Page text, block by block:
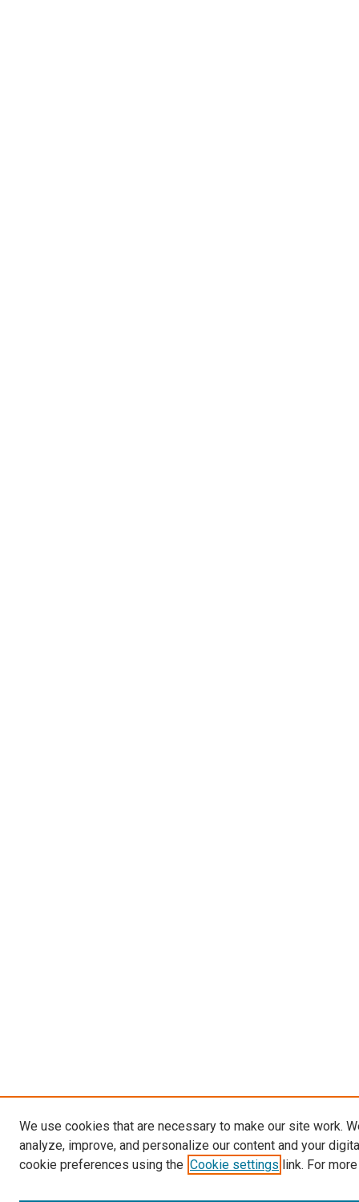
We use cookies that are necessary to make our site work.
analyze, improve, and personalize our content and your
cookie preferences using the Cookie settings link. For